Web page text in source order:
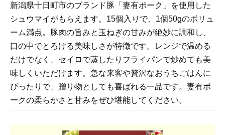
新潟県十日町市のブランド豚「妻有ポーク」を使用した
シュウマイがもらえます。15個入りで、1個50gのボリュ
ーム満点。豚肉の旨みと玉ねぎの甘みが絶妙に調和し、
口の中でとろける美味しさが特徴です。レンジで温める
だけでなく、セイロで蒸したりフライパンで炒めても美
味しくいただけます。急な来客や贅沢なおうちごはんに
ぴったりで、贈り物としても喜ばれる一品です。妻有ポ
ークの柔らかさと甘みをぜひ堪能してください。